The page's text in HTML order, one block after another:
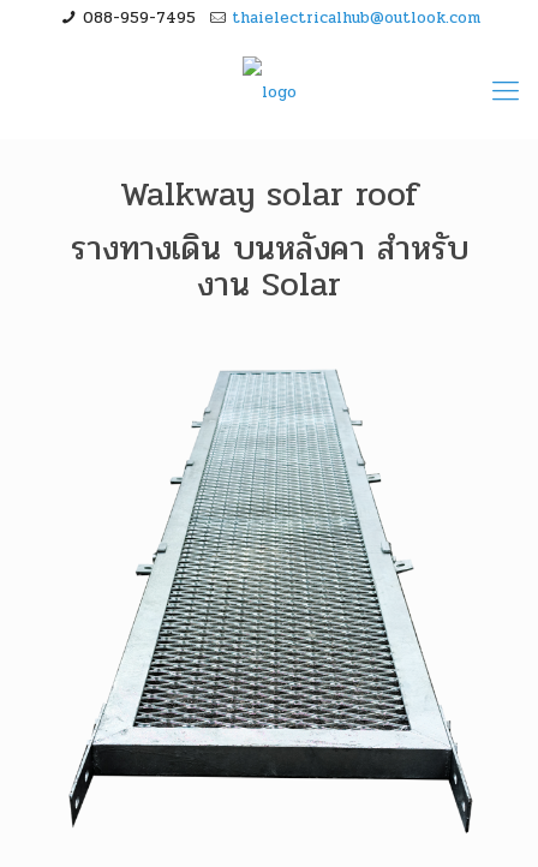
088-959-7495 thaielectricalhub@outlook.com
Walkway solar roof
รางทางเดิน บนหลังคา สำหรับ
งาน Solar